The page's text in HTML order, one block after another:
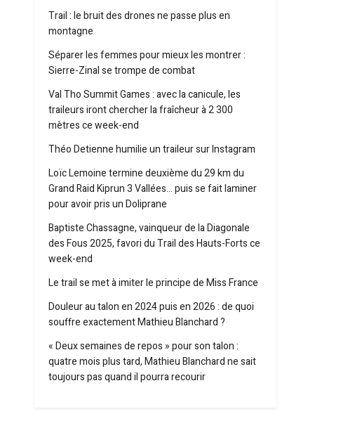
Trail : le bruit des drones ne passe plus en
montagne
Séparer les femmes pour mieux les montrer :
Sierre-Zinal se trompe de combat
Val Tho Summit Games : avec la canicule, les
traileurs iront chercher la fraîcheur à 2 300
mètres ce week-end
Théo Detienne humilie un traileur sur Instagram
Loïc Lemoine termine deuxième du 29 km du
Grand Raid Kiprun 3 Vallées… puis se fait laminer
pour avoir pris un Doliprane
Baptiste Chassagne, vainqueur de la Diagonale
des Fous 2025, favori du Trail des Hauts-Forts ce
week-end
Le trail se met à imiter le principe de Miss France
Douleur au talon en 2024 puis en 2026 : de quoi
souffre exactement Mathieu Blanchard ?
« Deux semaines de repos » pour son talon :
quatre mois plus tard, Mathieu Blanchard ne sait
toujours pas quand il pourra recourir